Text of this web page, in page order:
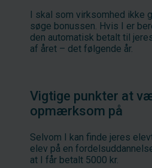
I skal som virksomhed ikke
søge bonussen. Hvis I er
den automatisk betalt til
af året – det følgende år.
Vigtige punkter at
opmærksom på
Selvom I kan finde jeres
elev på en
at I får betalt 5000 kr.